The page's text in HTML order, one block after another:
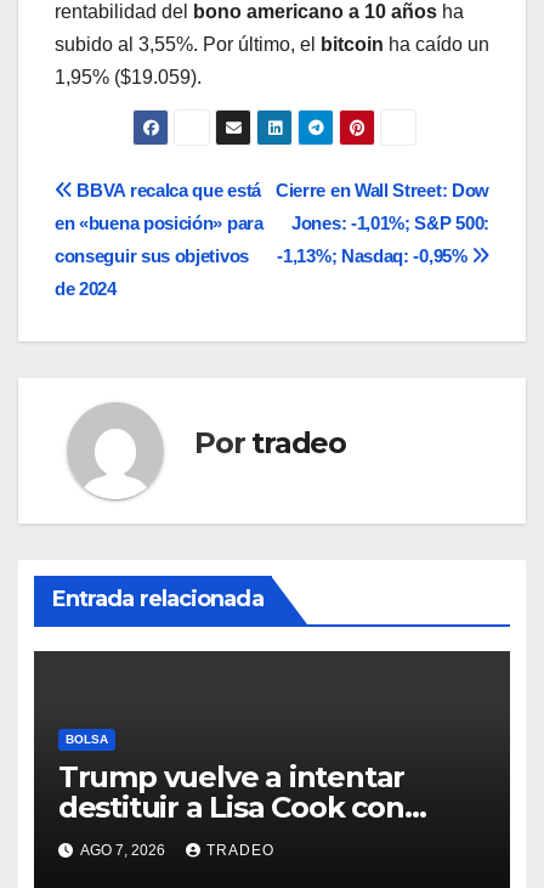
rentabilidad del
bono americano a 10 años ha
subido al 3,55%. Por último, el
bitcoin ha caído un
1,95% ($19.059).
Navegación
de
entradas
Cierre en Wall Street: Dow
Jones: -1,01%; S&P 500:
-1,13%; Nasdaq: -0,95%
BBVA recalca que está
en «buena posición» para
conseguir sus objetivos
de 2024
Por tradeo
Entrada relacionada
BOLSA
Trump vuelve a intentar
destituir a Lisa Cook con
acusaciones de fraude
hipotecario
AGO 7, 2026 TRADEO